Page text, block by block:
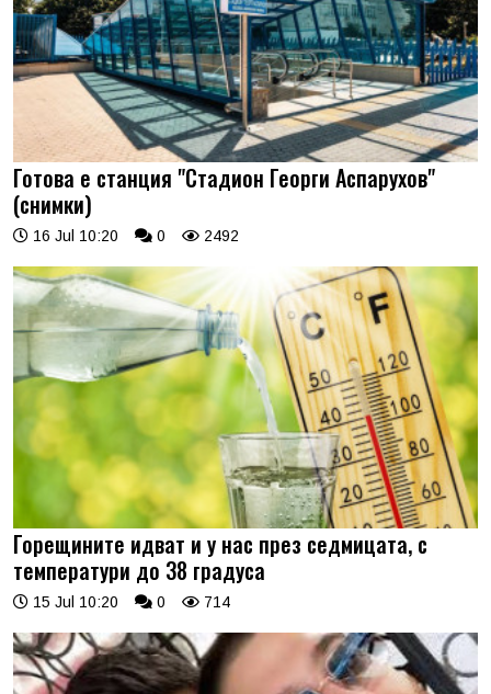
Готова е станция "Стадион Георги Аспарухов"
(снимки)
16 Jul 10:20 0 2492
Горещините идват и у нас през седмицата, с
температури до 38 градуса
15 Jul 10:20 0 714